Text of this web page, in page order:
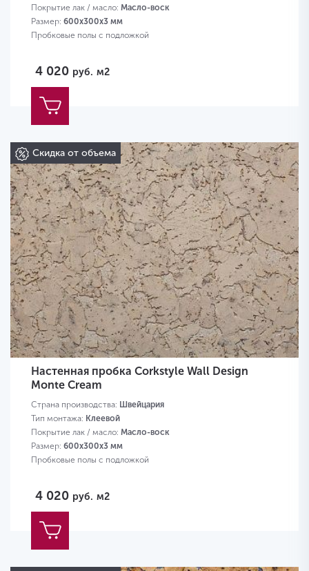
Покрытие лак / масло: Масло-воск
Размер: 600х300х3 мм
Пробковые полы с подложкой
4 020 руб. м2
Скидка от объема
Настенная пробка Corkstyle Wall Design
Monte Cream
Страна производства: Швейцария
Тип монтажа: Клеевой
Покрытие лак / масло: Масло-воск
Размер: 600х300х3 мм
Пробковые полы с подложкой
4 020 руб. м2